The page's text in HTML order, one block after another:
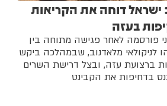
ישראל דוחה את הקריאות
בעזה
פורסמה לאחר פגישה מתוחה בין
לניקולאי מלאדנוב, שבמהלכה ביקש
ברצועת עזה, ובצל דרישת השרים
בדחיפות את הקבינט